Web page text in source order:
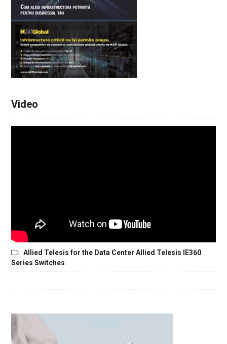
Video
Allied Telesis for the Data Center Allied Telesis IE360
Series Switches